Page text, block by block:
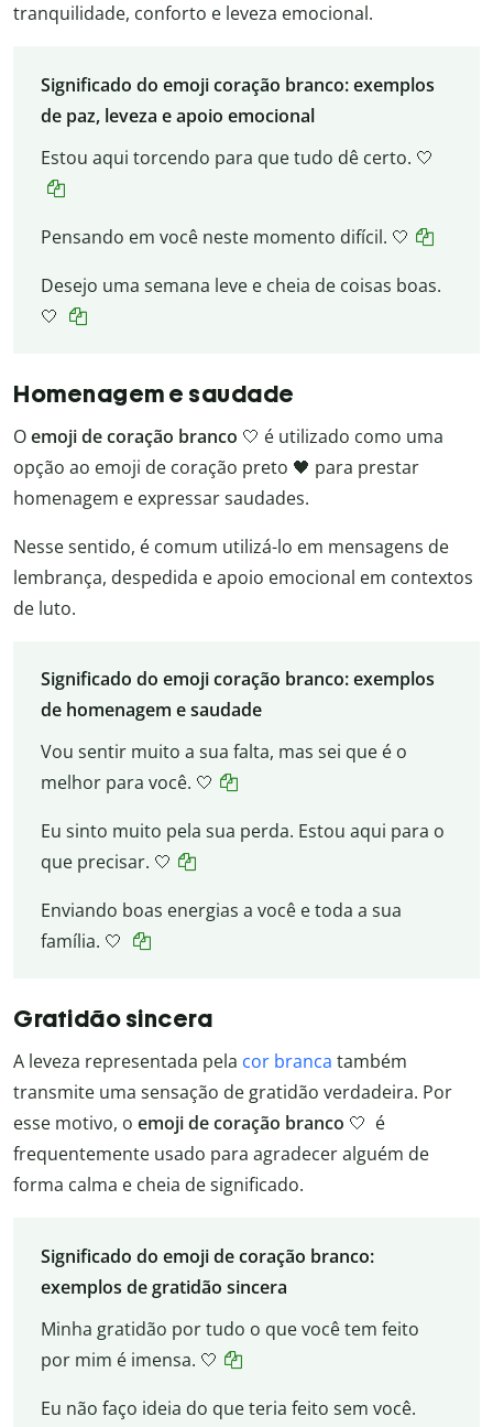
tranquilidade, conforto e leveza emocional.
Significado do emoji coração branco: exemplos
de paz, leveza e apoio emocional
Estou aqui torcendo para que tudo dê certo. 🤍
Pensando em você neste momento difícil. 🤍
Desejo uma semana leve e cheia de coisas boas.
🤍
Homenagem e saudade
Oemoji de coração branco 🤍 é utilizado como uma
opção ao emoji de coração preto 🖤 para prestar
homenagem e expressar saudades.
Nesse sentido, é comum utilizá-lo em mensagens de
lembrança, despedida e apoio emocional em contextos
de luto.
Significado do emoji coração branco: exemplos
de homenagem e saudade
Vou sentir muito a sua falta, mas sei que é o
melhor para você. 🤍
Eu sinto muito pela sua perda. Estou aqui para o
que precisar. 🤍
Enviando boas energias a você e toda a sua
família. 🤍
Gratidão sincera
A leveza representada pela cor branca também
transmite uma sensação de gratidão verdadeira. Por
esse motivo, o emoji de coração branco 🤍 é
frequentemente usado para agradecer alguém de
forma calma e cheia de significado.
Significado do emoji de coração branco:
exemplos de gratidão sincera
Minha gratidão por tudo o que você tem feito
por mim é imensa. 🤍
Eu não faço ideia do que teria feito sem você.